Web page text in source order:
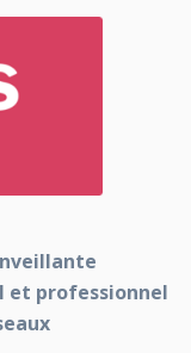
et professionnel